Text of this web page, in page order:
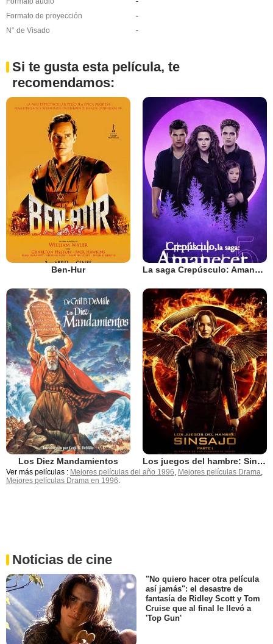
Formato de proyección
-
N° de Visado
-
Si te gusta esta película, te
recomendamos:
Ben-Hur La saga Crepúsculo: Amanecer - Parte 2
Los Diez Mandamientos Los juegos del hambre: Sinsajo - Parte 1
Ver más películas : Mejores películas del año 1996 Mejores películas Drama
Mejores películas Drama en 1996
Noticias de cine
"No quiero hacer otra película
así jamás": el desastre de
fantasía de Ridley Scott y Tom
Cruise que al final le llevó a
'Top Gun'